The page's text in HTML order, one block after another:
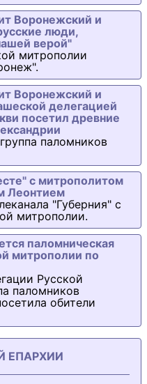
Воронежский и
люди,
верой"
митрополии
Воронежский и
делегацией
посетил древние
паломников
с митрополитом
Леонтием
"Губерния" с
митрополии.
паломническая
митрополии по
Русской
паломников
обители
ЕПАРХИИ